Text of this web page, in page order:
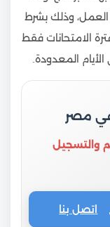
العمل، وذلك بشرط
الامتحانات فقط
المعدودة.
في مصر
والتسجيل
اتصل بنا